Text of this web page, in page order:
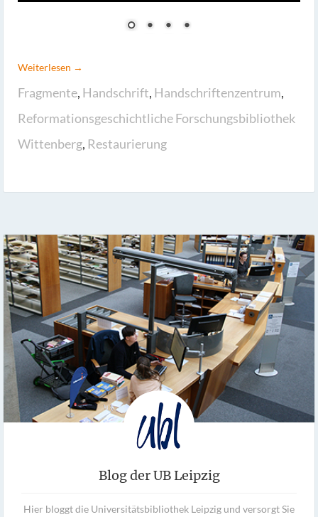
Weiterlesen →
Fragmente, Handschrift, Handschriftenzentrum,
Reformationsgeschichtliche Forschungsbibliothek
Wittenberg, Restaurierung
Blog der UB Leipzig
Hier bloggt die Universitätsbibliothek Leipzig und versorgt Sie